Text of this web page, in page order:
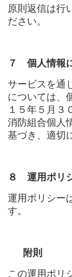
原則返信は行
ださい。
７ 個人情報
サービスを通
については、
１５年５月３
消防組合個人
基づき、適切
８ 運用ポリ
運用ポリシー
す。
附則
この運用ポリ